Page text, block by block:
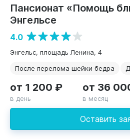
Пансионат «Помощь
Энгельсе
4.0
Энгельс, площадь Ленина, 4
После перелома шейки бедра
Оставить
от 1 200 ₽
в день
от 36
в месяц